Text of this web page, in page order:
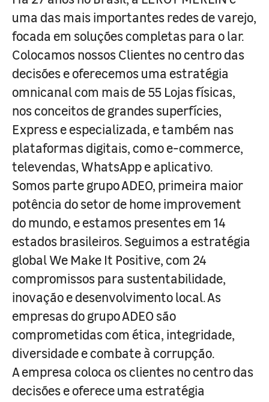
uma das mais importantes redes de varejo,
focada em soluções completas para o lar.
Colocamos nossos Clientes no centro das
decisões e oferecemos uma estratégia
omnicanal com mais de 55 Lojas físicas,
nos conceitos de grandes superfícies,
Express e especializada, e também nas
plataformas digitais, como e-commerce,
televendas, WhatsApp e aplicativo.
Somos parte grupo ADEO, primeira maior
potência do setor de home improvement
do mundo, e estamos presentes em 14
estados brasileiros. Seguimos a estratégia
global We Make It Positive, com 24
compromissos para sustentabilidade,
inovação e desenvolvimento local. As
empresas do grupo ADEO são
comprometidas com ética, integridade,
diversidade e combate à corrupção.
A empresa coloca os clientes no centro das
decisões e oferece uma estratégia